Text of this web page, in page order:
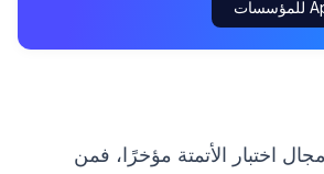
اختبار الأتمتة مؤخرًا، فمن